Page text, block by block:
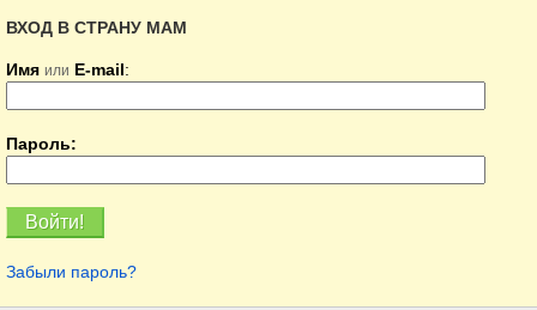
ВХОД В СТРАНУ МАМ
Имя или E-mail:
Пароль:
Забыли пароль?